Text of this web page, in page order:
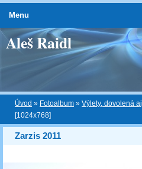
Aleš Raidl
Úvod » Fotoalbum » Výlety, dovolená aj.
[1024x768]
Zarzis 2011
Menu